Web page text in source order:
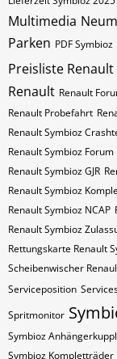
Multimedia
Parken PDF Symbioz
Preisliste Renault
Renault Renault
Renault Probefahrt
Renault Symbioz
Renault Symbioz Forum
Renault Symbioz GJR
Renault Symbioz
Renault Symbioz NCAP
Renault Symbioz
Rettungskarte Renault
Scheibenwischer
Serviceposition
Spritmonitor
Symbioz
Symbioz Kompletträder